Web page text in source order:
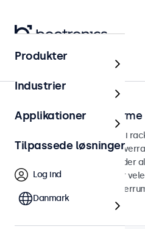
Hjem
Rackmonteringsskærme
Skærme, der kan monteres i
integration i 19-tommer
miljøer. Vores skærme tilbyder
tilslutningsmuligheder og er
Perfekt til datacentre,
anvendelsesformer.
Produkter
Industrier
Applikationer
Tilpassede løsninger
Log ind
Danmark